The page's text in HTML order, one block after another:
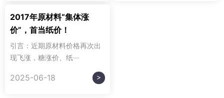
2017年原材料“集体涨
价”，首当纸价！
引言：近期原材料价格再次出
现飞涨，糖涨价、纸···
2025-06-18 >